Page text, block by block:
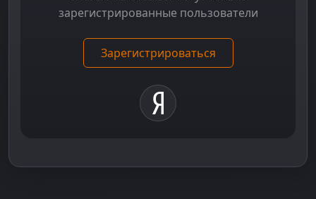
зарегистрированные пользователи
Зарегистрироваться